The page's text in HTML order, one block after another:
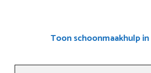
Toon schoonmaakhulp